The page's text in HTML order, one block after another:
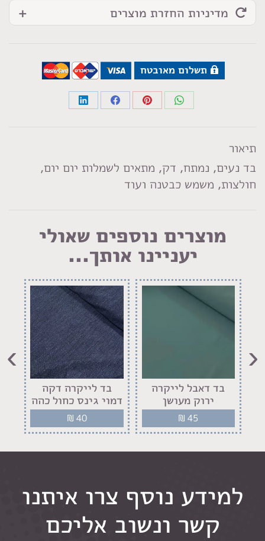
מדיניות החזרת מוצרים
תשלום מאובטח
Share
Share
Share
Share
תיאור
בד נעים, נמתח, דק, מתאים לשמלות יום יום,
חולצות, משמש כבטנה ועוד
מוצרים נוספים שאולי
יעניינו אותך...
בד דאבל לייקרה
ירוק מעושן
₪ 45
בד לייקרה דקה
דמוי גינס כחול כהה
₪ 40
‹
›
למידע נוסף צרו איתנו
קשר ונשוב אליכם